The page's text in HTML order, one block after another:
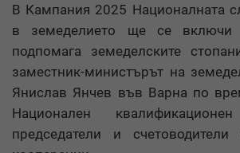
В Кампания 2025 Националната
в земеделието ще се
подпомага земеделските
заместник-министърът на
Янислав Янчев във Варна по
Национален
председатели и